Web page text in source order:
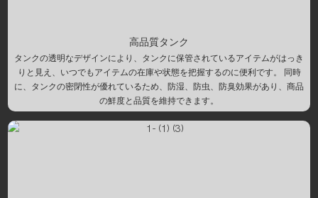
高品質タンク
タンクの透明なデザインにより、タンクに保管されているアイテムがはっき
りと見え、いつでもアイテムの在庫や状態を把握するのに便利です。 同時
に、タンクの密閉性が優れているため、防湿、防虫、防臭効果があり、商品
の鮮度と品質を維持できます。